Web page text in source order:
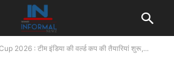
2026 : टीम इंडिया की वर्ल्ड कप की तैयारियां शुरू,...